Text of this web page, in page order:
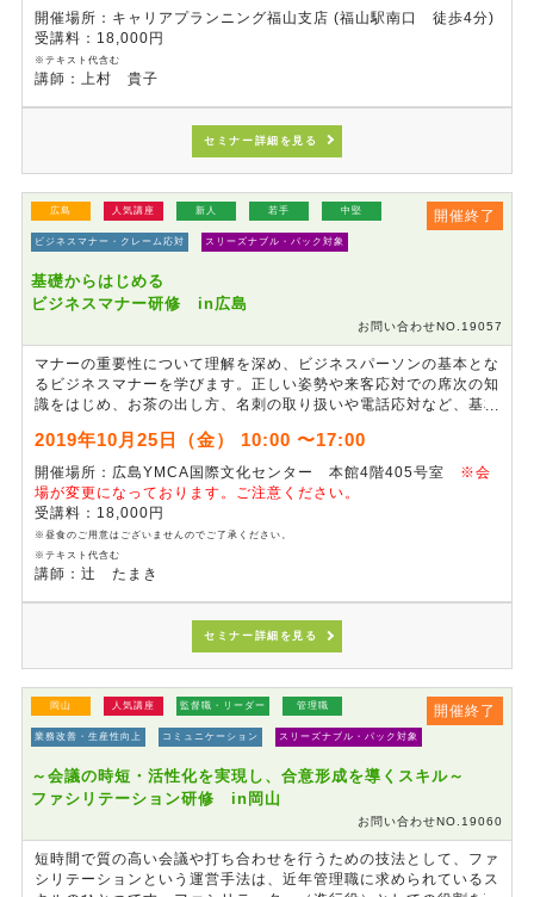
ームなどお叱りを受けたときの上手な言いまわしについて、実践を
通じて学ぶことでワンランク上の応対を目指します。
開催場所：キャリアプランニング福山支店 (福山駅南口 徒歩4分)
受講料：18,000円
※テキスト代含む
講師：上村 貴子
セミナー詳細を見る
開催終了
広島 人気講座 新人 若手 中堅
ビジネスマナー・クレーム応対 スリーズナブル・パック対象
基礎からはじめる
ビジネスマナー研修 in広島
お問い合わせNO.19057
マナーの重要性について理解を深め、ビジネスパーソンの基本とな
るビジネスマナーを学びます。正しい姿勢や来客応対での席次の知
識をはじめ、お茶の出し方、名刺の取り扱いや電話応対など、基本
いたマナーでも、年月とともに変化していることがあります。その
マナーが生まれた背景も理解しながら、最新の「正しい」マナーを
習得できる研修です。
※開催日が変更となっております。
更後：10月25日（金）
2019年10月25日（金） 10:00 〜17:00
開催場所：広島YMCA国際文化センター 本館4階405号室 ※会
場が変更になっております。ご注意ください。
受講料：18,000円
※昼食のご用意はございませんのでご了承ください。
※テキスト代含む
講師：辻 たまき
セミナー詳細を見る
開催終了
岡山 人気講座 監督職・リーダー 管理職
業務改善・生産性向上 コミュニケーション スリーズナブル・パック対象
～会議の時短・活性化を実現し、合意形成を導くスキル～
ファシリテーション研修 in岡山
お問い合わせNO.19060
短時間で質の高い会議や打ち合わせを行うための技法として、ファ
シリテーションという運営手法は、近年管理職に求められているス